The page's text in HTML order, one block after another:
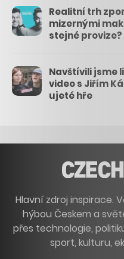
Realitní trh
mizernými
stejné provize?
Navštívili jsme
video s Jiřím
ujeté hře
Hlavní zdroj inspirace.
hýbou Českem a
přes technologie,
sport, kulturu,